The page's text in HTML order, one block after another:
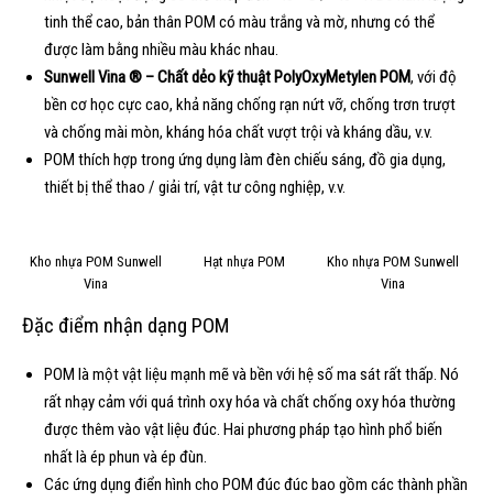
tinh thể cao, bản thân POM có màu trắng và mờ, nhưng có thể
được làm bằng nhiều màu khác nhau.
Sunwell Vina ® – Chất dẻo kỹ thuật PolyOxyMetylen POM, với độ
bền cơ học cực cao, khả năng chống rạn nứt vỡ, chống trơn trượt
và chống mài mòn, kháng hóa chất vượt trội và kháng dầu, v.v.
POM thích hợp trong ứng dụng làm đèn chiếu sáng, đồ gia dụng,
thiết bị thể thao / giải trí, vật tư công nghiệp, v.v.
Kho nhựa POM Sunwell
Vina
Hạt nhựa POM
Kho nhựa POM Sunwell
Vina
Đặc điểm nhận dạng POM
POM là một vật liệu mạnh mẽ và bền với hệ số ma sát rất thấp. Nó
rất nhạy cảm với quá trình oxy hóa và chất chống oxy hóa thường
được thêm vào vật liệu đúc. Hai phương pháp tạo hình phổ biến
nhất là ép phun và ép đùn.
Các ứng dụng điển hình cho POM đúc đúc bao gồm các thành phần